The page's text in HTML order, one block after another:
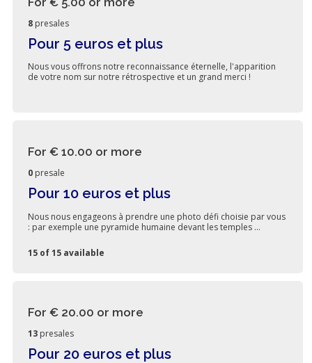
8 presales
Pour 5 euros et plus
Nous vous offrons notre reconnaissance éternelle, l'apparition
de votre nom sur notre rétrospective et un grand merci !
For € 10.00 or more
0 presale
Pour 10 euros et plus
Nous nous engageons à prendre une photo défi choisie par vous
: par exemple une pyramide humaine devant les temples ...
15 of 15 available
For € 20.00 or more
13 presales
Pour 20 euros et plus